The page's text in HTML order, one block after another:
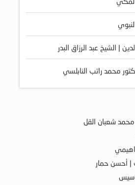
| الشيخ عبد الرزاق البدر
محمد راتب النابلسي
شعبان القل
| أحسن حمار